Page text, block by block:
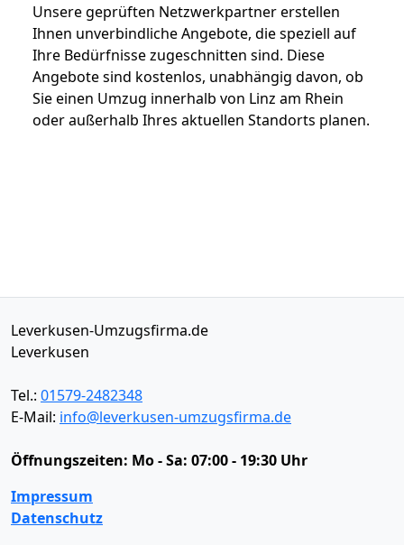
Unsere geprüften Netzwerkpartner erstellen
Ihnen unverbindliche Angebote, die speziell auf
Ihre Bedürfnisse zugeschnitten sind. Diese
Angebote sind kostenlos, unabhängig davon, ob
Sie einen Umzug innerhalb von Linz am Rhein
oder außerhalb Ihres aktuellen Standorts planen.
Leverkusen-Umzugsfirma.de
Leverkusen
Tel.: 01579-2482348
E-Mail: info@leverkusen-umzugsfirma.de
Öffnungszeiten: Mo - Sa: 07:00 - 19:30 Uhr
Impressum
Datenschutz